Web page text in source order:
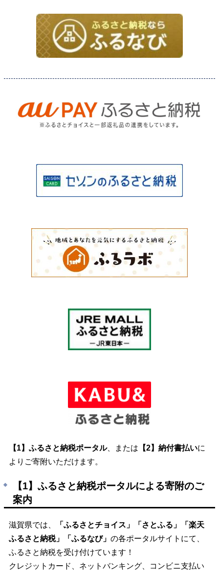
【1】ふるさと納税ポータル、または 【2】納付書払いに
よりご寄附いただけます。
【1】ふるさと納税ポータルによる寄附のご
案内
滋賀県では、
「ふるさとチョイス」「さとふる」「楽天
ふるさと納税」「ふるなび」 の各ポータルサイトにて、
ふるさと納税を受け付けています！
クレジットカード、ネットバンキング、コンビニ支払い